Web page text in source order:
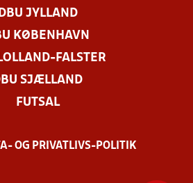
DBU JYLLAND
KØBENHAVN
FALSTER
SJÆLLAND
FUTSAL
OG PRIVATLIVS-POLITIK